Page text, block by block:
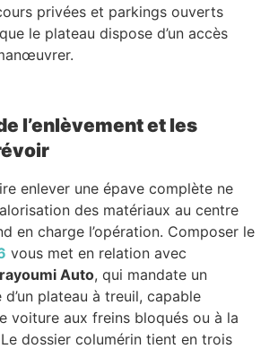
privées et parkings ouverts
le plateau dispose d’un accès
l’enlèvement et les
enlever une épave complète ne
des matériaux au centre
en charge l’opération. Composer le
vous met en relation avec
Auto, qui mandate un
plateau à treuil, capable
voiture aux freins bloqués ou à la
dossier columérin tient en trois